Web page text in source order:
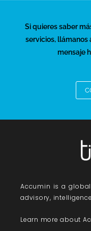
Si quieres saber
servicios, llámanos
mensaje
Accumin is a
advisory,
Learn more about